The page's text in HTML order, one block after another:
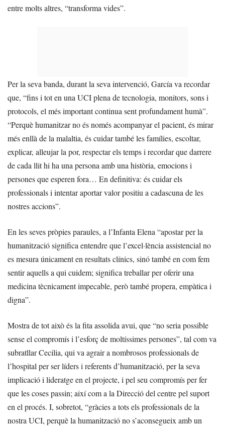
entre molts altres, “transforma vides”.
Per la seva banda, durant la seva intervenció, García va recordar
que, “fins i tot en una UCI plena de tecnologia, monitors, sons i
protocols, el més important continua sent profundament humà”.
“Perquè humanitzar no és només acompanyar el pacient, és mirar
més enllà de la malaltia, és cuidar també les famílies, escoltar,
explicar, alleujar la por, respectar els temps i recordar que darrere
de cada llit hi ha una persona amb una història, emocions i
persones que esperen fora… En definitiva: és cuidar els
professionals i intentar aportar valor positiu a cadascuna de les
nostres accions”.
En les seves pròpies paraules, a l’Infanta Elena “apostar per la
humanització significa entendre que l’excel·lència assistencial no
es mesura únicament en resultats clínics, sinó també en com fem
sentir aquells a qui cuidem; significa treballar per oferir una
medicina tècnicament impecable, però també propera, empàtica i
digna”.
Mostra de tot això és la fita assolida avui, que “no seria possible
sense el compromís i l’esforç de moltíssimes persones”, tal com va
subratllar Cecilia, qui va agrair a nombrosos professionals de
l’hospital per ser líders i referents d’humanització, per la seva
implicació i lideratge en el projecte, i pel seu compromís per fer
que les coses passin; així com a la Direcció del centre pel suport
en el procés. I, sobretot, “gràcies a tots els professionals de la
nostra UCI, perquè la humanització no s’aconsegueix amb un